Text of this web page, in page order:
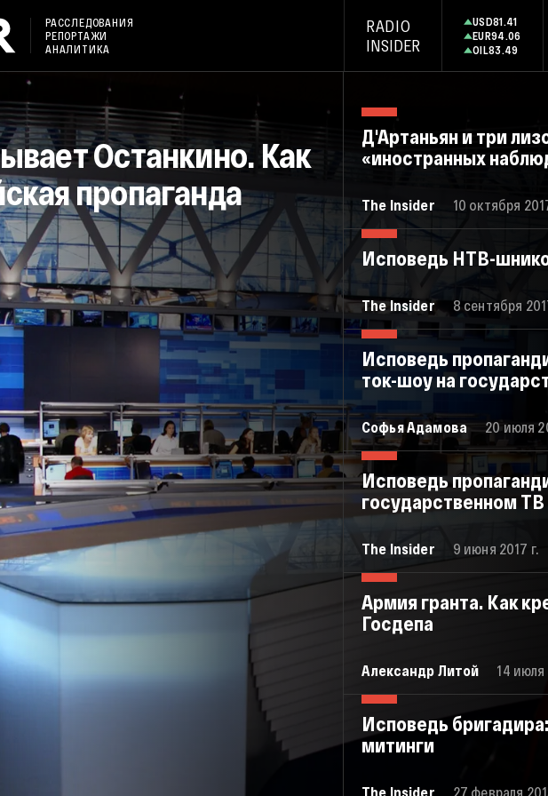
РАССЛЕДОВАНИЯ
РЕПОРТАЖИ
АНАЛИТИКА
RADIO
INSIDER
USD81.41
EUR94.06
OIL83.49
Останкино. Как
пропаганда
Д'Артаньян и три
«иностранных
The Insider 10 октября
Исповедь НТВ-
The Insider 8 сентября
Исповедь
ток-шоу на
Софья Адамова 20 июля
Исповедь
государственном ТВ
The Insider 9 июня 2017 г.
Армия гранта. Как
Госдепа
Александр Литой 14 июля
Исповедь
митинги
The Insider 27 февраля